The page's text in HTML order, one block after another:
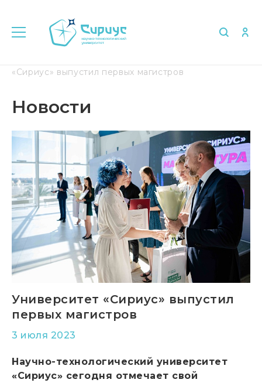
«Сириус» выпустил первых магистров
Новости
Университет «Сириус» выпустил
первых магистров
3 июля 2023
Научно-технологический университет
«Сириус» сегодня отмечает свой